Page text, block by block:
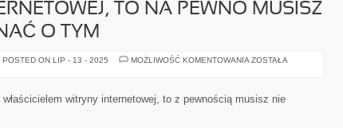
TO NA PEWNO MUSISZ
O TYM
POSTED ON LIP - 13 - 2025 MOŻLIWOŚĆ KOMENTOWANIA JEŻELI
POSIADACZEM
STRONY
ZOSTAŁA
witryny internetowej, to z pewnością musisz nie